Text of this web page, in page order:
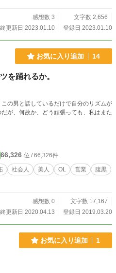
感想数 3
文字数 2,656
更新日 2023.01.10
登録日 2023.01.10
お気に入り追加 14
を踊れるか。
の男と話しているだけで自分のリズムが
が、何故か、どう頑張っても、私はまた
66,326 位 / 66,326件
社会人 美人 OL 営業
腹黒
感想数 0
文字数 17,167
更新日 2020.04.13
登録日 2019.03.20
お気に入り追加 1